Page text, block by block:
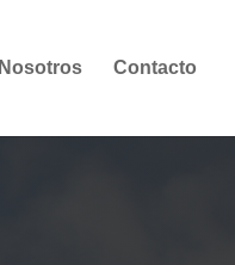
Nosotros Contacto